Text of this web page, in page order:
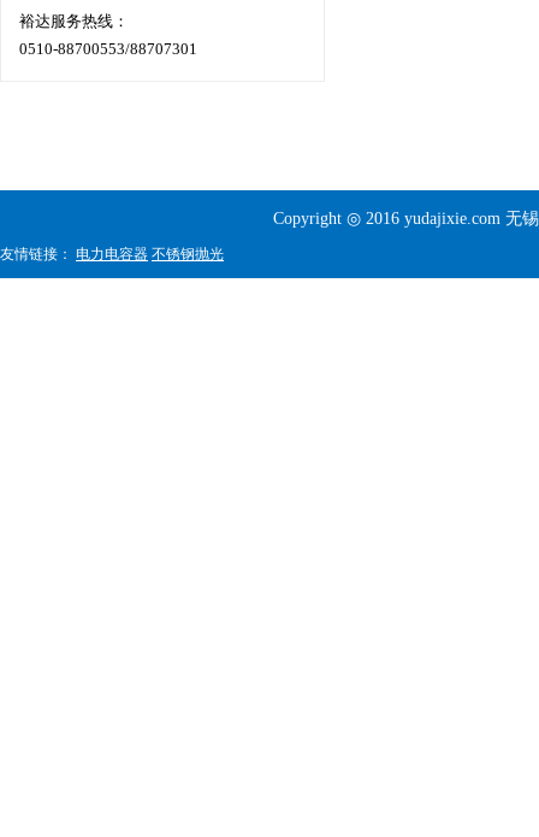
裕达服务热线：
0510-88700553/88707301
Copyright ◎ 2016 yudajixie.com 无
友情链接： 电力电容器 不锈钢抛光